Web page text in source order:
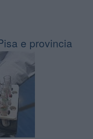
e provincia